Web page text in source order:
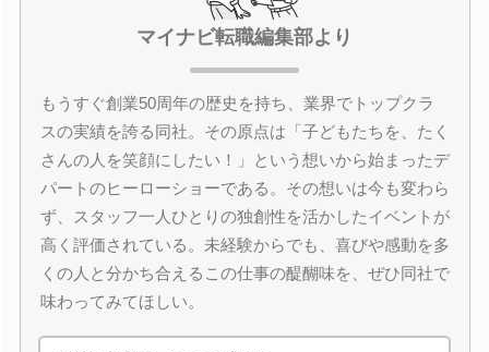
マイナビ転職編集部より
もうすぐ創業50周年の歴史を持ち、業界でトップクラ
スの実績を誇る同社。その原点は「子どもたちを、たく
さんの人を笑顔にしたい！」という想いから始まったデ
パートのヒーローショーである。その想いは今も変わら
ず、スタッフ一人ひとりの独創性を活かしたイベントが
高く評価されている。未経験からでも、喜びや感動を多
くの人と分かち合えるこの仕事の醍醐味を、ぜひ同社で
味わってみてほしい。